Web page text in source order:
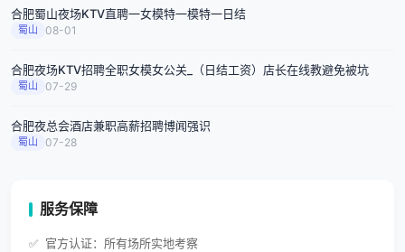
合肥蜀山夜场KTV直聘一女模特一模特一日结
蜀山 08-01
合肥夜场KTV招聘全职女模女公关_（日结工资）店长在线教避免被坑
蜀山 07-29
合肥夜总会酒店兼职高薪招聘博闻强识
蜀山 07-28
服务保障
官方认证：所有场所实地考察